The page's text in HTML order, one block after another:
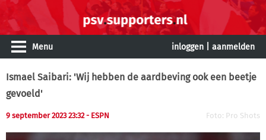
Menu inloggen aanmelden
Ismael Saibari: 'Wij hebben de aardbeving ook een beetje
gevoeld'
9 september 2023 23:32- ESPN Foto: Pro Shots